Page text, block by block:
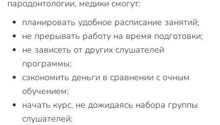
пародонтологии, медики смогут:
планировать удобное расписание занятий;
не прерывать работу на время подготовки;
не зависеть от других слушателей
программы;
сэкономить деньги в сравнении с очным
обучением;
начать курс, не дожидаясь набора группы
слушателей;